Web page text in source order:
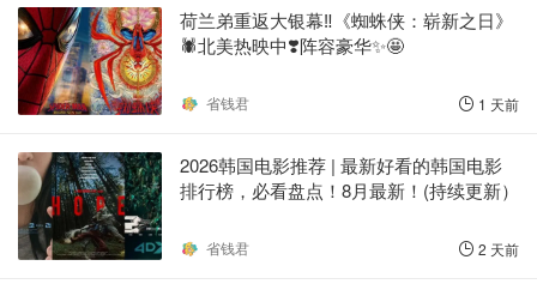
荷兰弟重返大银幕‼️《蜘蛛侠：崭新之日》
🕷️北美热映中❣️阵容豪华✨🤩
省钱君 1 天前
2026韩国电影推荐 | 最新好看的韩国电影
排行榜，必看盘点！8月最新！(持续更新）
省钱君 2 天前